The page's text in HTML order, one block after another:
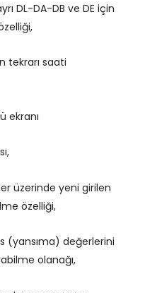
DL-DA-DB ve DE için
tekrarı saati
ekranı
üzerinde yeni girilen
özelliği,
(yansıma) değerlerini
olanağı,